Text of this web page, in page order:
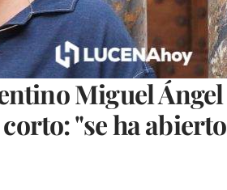
Miguel Ángel
"se ha abierto